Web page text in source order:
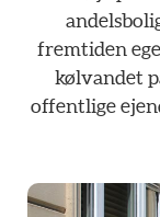
fremtiden
kølvandet
offentlige